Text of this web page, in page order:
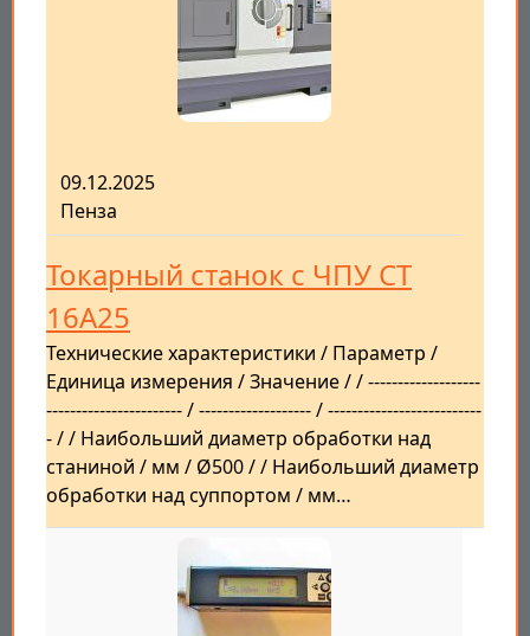
09.12.2025
Пенза
Токарный станок с ЧПУ СТ
16А25
Технические характеристики / Параметр /
Единица измерения / Значение / / -------------------
----------------------- / ------------------- / --------------------------
- / / Наибольший диаметр обработки над
станиной / мм / Ø500 / / Наибольший диаметр
обработки над суппортом / мм…